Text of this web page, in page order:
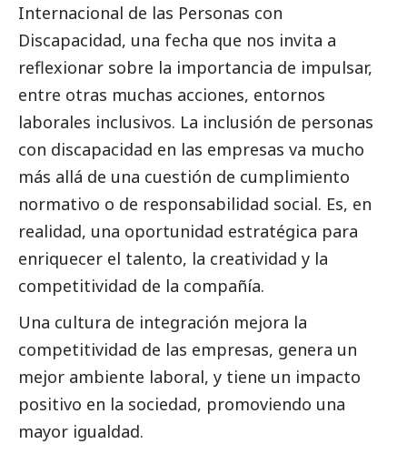
Internacional de las Personas con
Discapacidad, una fecha que nos invita a
reflexionar sobre la importancia de impulsar,
entre otras muchas acciones, entornos
laborales inclusivos. La inclusión de personas
con discapacidad en las empresas va mucho
más allá de una cuestión de cumplimiento
normativo o de responsabilidad social. Es, en
realidad, una oportunidad estratégica para
enriquecer el talento, la creatividad y la
competitividad de la compañía.
Una cultura de integración mejora la
competitividad de las empresas, genera un
mejor ambiente laboral, y tiene un impacto
positivo en la sociedad, promoviendo una
mayor igualdad.